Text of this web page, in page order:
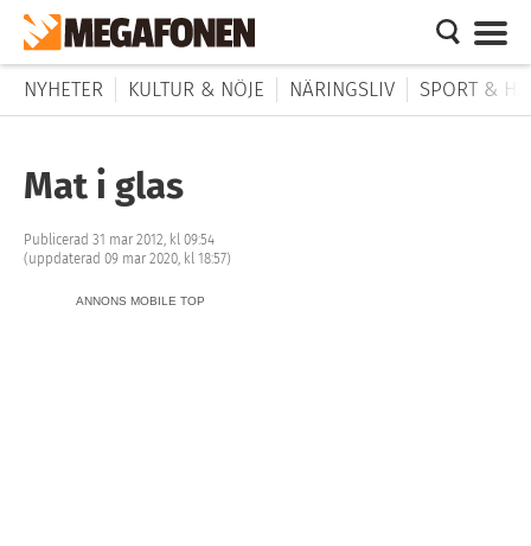
NYHETER KULTUR & NÖJE NÄRINGSLIV SPORT &
Mat i glas
Publicerad 31 mar 2012, kl 09:54
(uppdaterad 09 mar 2020, kl 18:57)
ANNONS MOBILE TOP